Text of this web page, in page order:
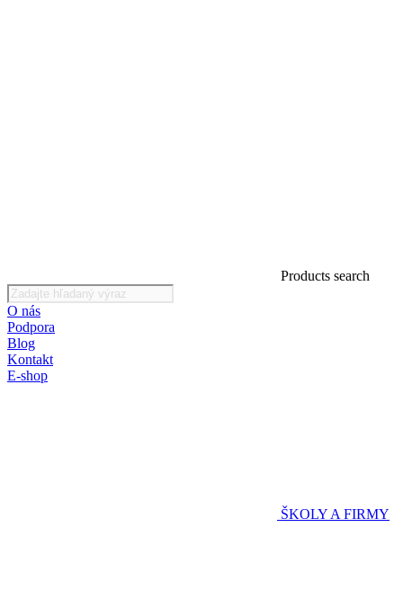
Products search
O nás
Podpora
Blog
Kontakt
E-shop
ŠKOLY A FIRMY